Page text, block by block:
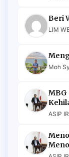
Beri
LIM
Moh
MBG
ASIP